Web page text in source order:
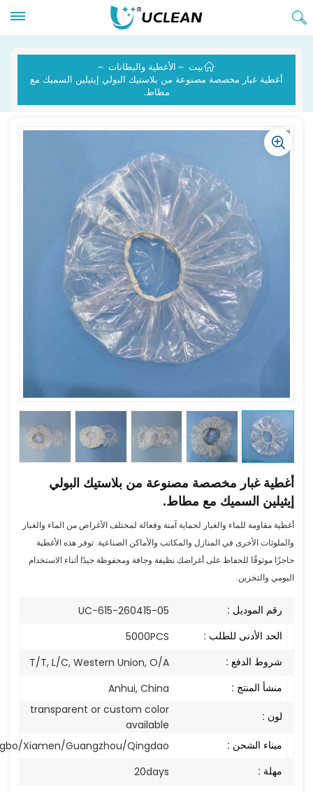
بيت
الأغطية والبطانات
أغطية غبار مخصصة مصنوعة من بلاستيك البولي إيثيلين السميك مع
مطاط.
أغطية غبار مخصصة مصنوعة من بلاستيك البولي
إيثيلين السميك مع مطاط.
أغطية مقاومة للماء والغبار لحماية آمنة وفعالة لمختلف الأغراض من الماء والغبار
والملوثات الأخرى في المنازل والمكاتب والأماكن الصناعية. توفر هذه الأغطية
حاجزًا موثوقًا للحفاظ على أغراضك نظيفة وجافة ومحفوظة جيدًا أثناء الاستخدام
اليومي والتخزين.
رقم الموديل : UC-615-260415-05
الحد الأدنى للطلب : 5000PCS
شروط الدفع : T/T, L/C, Western Union, O/A
منشأ المنتج : Anhui, China
لون :
transparent or custom color
available
ميناء الشحن : Xiamen/Guangzhou/Qingdao
مهلة : 20days